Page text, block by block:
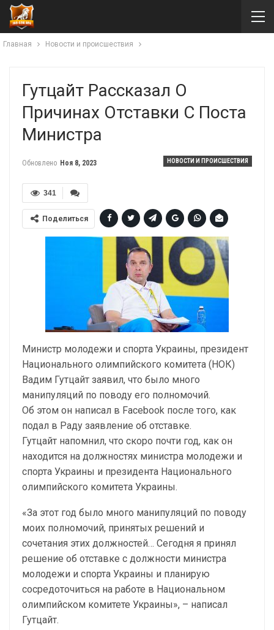
Главная Новости и происшествия
Гутцайт Рассказал О
Причинах Отставки С Поста
Министра
НОВОСТИ И ПРОИСШЕСТВИЯ
Обновлено Ноя 8, 2023
341
Поделиться
Министр молодежи и спорта Украины, президент
Национального олимпийского комитета (НОК)
Вадим Гутцайт заявил, что было много
манипуляций по поводу его полномочий.
Об этом он написал в Facebook после того, как
подал в Раду заявление об отставке.
Гутцайт напомнил, что скоро почти год, как он
находится на должностях министра молодежи и
спорта Украины и президента Национального
олимпийского комитета Украины.
«За этот год было много манипуляций по поводу
моих полномочий, принятых решений и
сочетания этих должностей… Сегодня я принял
решение об отставке с должности министра
молодежи и спорта Украины и планирую
сосредоточиться на работе в Национальном
олимпийском комитете Украины», – написал
Гутцайт.